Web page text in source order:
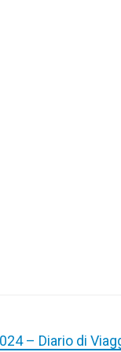
– Diario di